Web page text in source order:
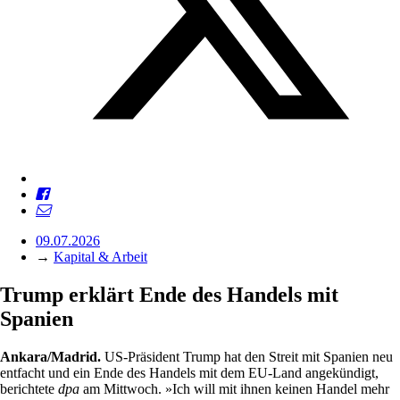
09.07.2026
→ Kapital & Arbeit
Trump erklärt Ende des Handels mit
Spanien
Ankara/Madrid. US-Präsident Trump hat den Streit mit Spanien neu
entfacht und ein Ende des Handels mit dem EU-Land angekündigt,
berichtete dpa am Mittwoch. »Ich will mit ihnen keinen Handel mehr